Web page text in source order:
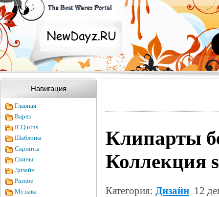
Навигация
Главная
Варез
ICQ uins
Шаблоны
Скрипты
Скины
Дизайн
Разное
Музыка
Клипарты
Коллекция
Категория: Дизайн 12